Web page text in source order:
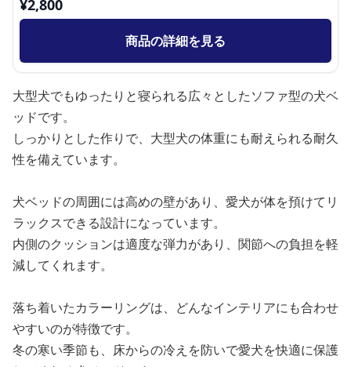
¥2,800
商品の詳細を見る
大型犬でもゆったりと寝られる広々としたソファ型の犬ベ
ッドです。
しっかりとした作りで、大型犬の体重にも耐えられる耐久
性を備えています。
犬ベッドの周囲には高めの壁があり、愛犬が体を預けてリ
ラックスできる設計になっています。
内側のクッションは適度な弾力があり、関節への負担を軽
減してくれます。
落ち着いたカラーリングは、どんなインテリアにも合わせ
やすいのが特徴です。
冬の寒い季節も、床からの冷えを防いで愛犬を快適に保護